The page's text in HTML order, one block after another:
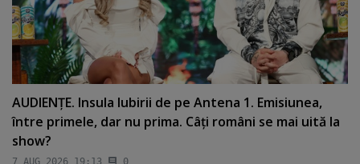
AUDIENŢE. Insula Iubirii de pe Antena 1. Emisiunea,
între primele, dar nu prima. Câţi români se mai uită la
show?